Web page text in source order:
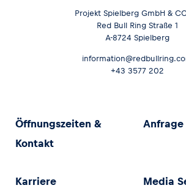
Projekt Spielberg GmbH &
Red Bull Ring Straße 1
A-8724 Spielberg
+43 3577 202
Öffnungszeiten &
Kontakt
Anfrage
Karriere Media